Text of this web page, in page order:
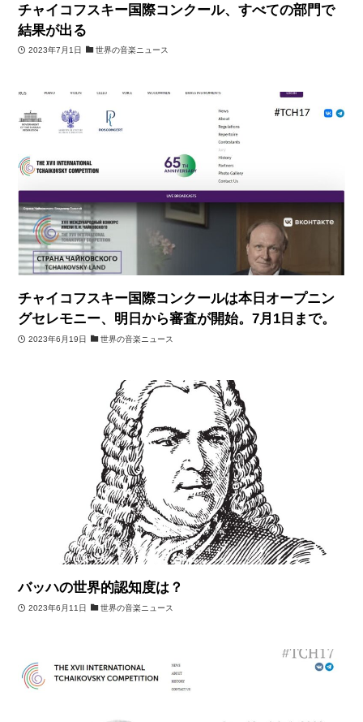
チャイコフスキー国際コンクール、すべての部門で
結果が出る
2023年7月1日 世界の音楽ニュース
チャイコフスキー国際コンクールは本日オープニン
グセレモニー、明日から審査が開始。7月1日まで。
2023年6月19日 世界の音楽ニュース
バッハの世界的認知度は？
2023年6月11日 世界の音楽ニュース